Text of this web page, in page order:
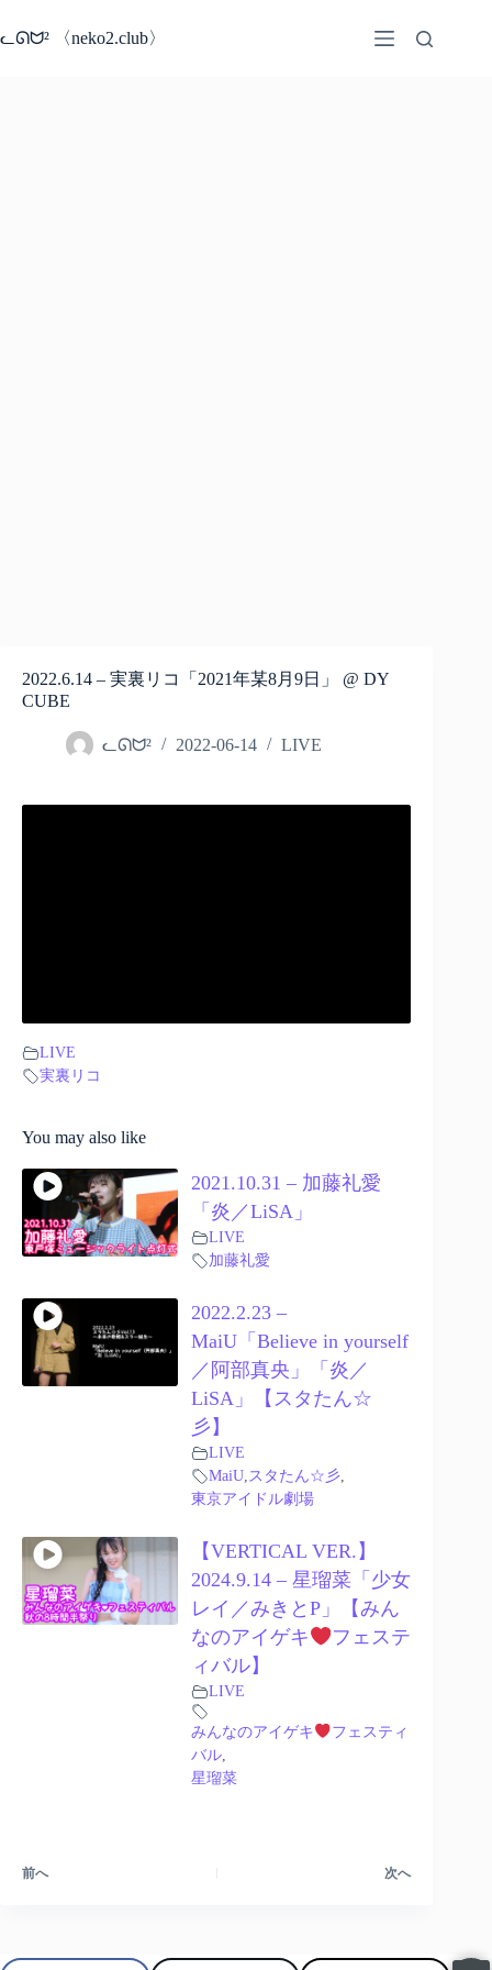
ン
ᓚᘏᗢ² 〈neko2.club〉
2022.6.14 – 実裏リコ「2021年某8月9日」 @ DY
CUBE
ᓚᘏᗢ² 2022-06-14 LIVE
LIVE
実裏リコ
You may also like
2021.10.31 – 加藤礼愛
「炎／LiSA」
LIVE
加藤礼愛
2022.2.23 –
MaiU「Believe in yourself
／阿部真央」「炎／
LiSA」【スタたん☆
彡】
LIVE
MaiU,スタたん☆彡,
東京アイドル劇場
【VERTICAL VER.】
2024.9.14 – 星瑠菜「少女
レイ／みきとP」【みん
なのアイゲキ
フェステ
ィバル】
LIVE
みんなのアイゲキ
フェスティ
バル,
星瑠菜
前へ 次へ